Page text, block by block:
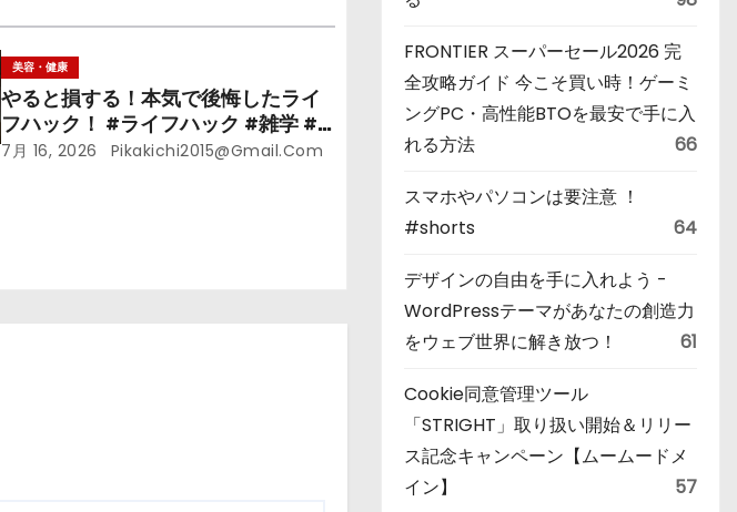
美容・健康
やると損する！本気で後悔したライ
フハック！ #ライフハック #雑学 #
裏技 #shorts #海外
7月 16, 2026 Pikakichi2015@gmail.com
FRONTIER スーパーセール2026 完
全攻略ガイド 今こそ買い時！ゲーミ
ングPC・高性能BTOを最安で手に入
れる方法
66
スマホやパソコンは要注意 ！
#shorts
64
デザインの自由を手に入れよう -
WordPressテーマがあなたの創造力
をウェブ世界に解き放つ！
61
Cookie同意管理ツール
「STRIGHT」取り扱い開始＆リリー
ス記念キャンペーン【ムームードメ
イン】
57